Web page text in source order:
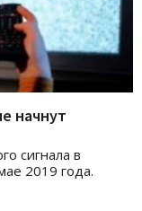
начнут
сигнала в
2019 года.